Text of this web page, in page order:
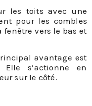
les toits avec une
pour les combles
vers le bas et
avantage est
s’actionne en
sur le côté.